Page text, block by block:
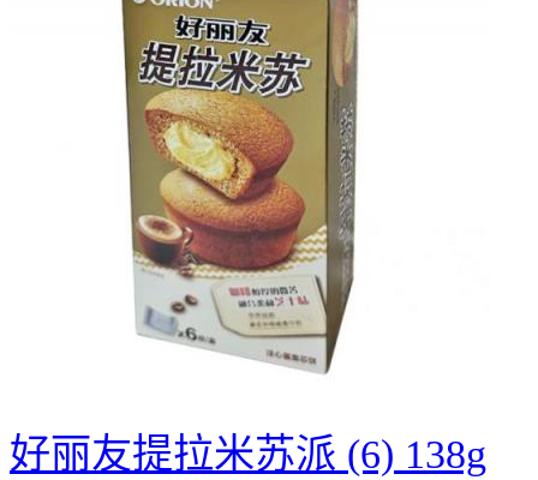
好丽友提拉米苏派 (6) 138g